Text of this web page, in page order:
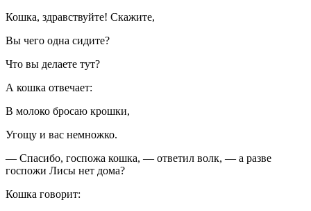
Кошка, здравствуйте! Скажите,
Вы чего одна сидите?
Что вы делаете тут?
А кошка отвечает:
В молоко бросаю крошки,
Угощу и вас немножко.
— Спасибо, госпожа кошка, — ответил волк, — а разве
госпожи Лисы нет дома?
Кошка говорит: